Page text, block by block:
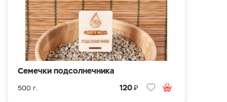
Семечки подсолнечника
500 г. 120₽